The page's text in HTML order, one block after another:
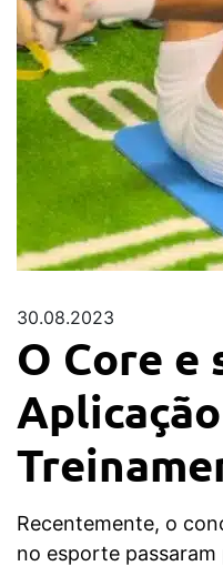
30.08.2023
O Core e
Recentemente, o
no esporte